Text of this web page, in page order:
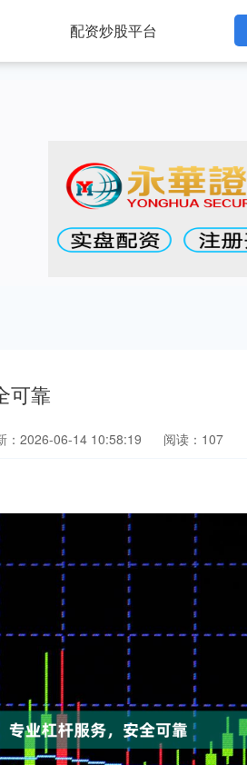
配资炒股平台
可靠
：2026-06-14 10:58:19 阅读：107